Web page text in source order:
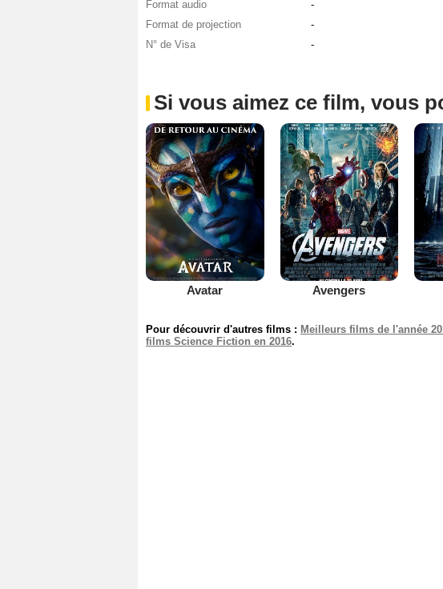
Format audio
-
Format de projection
-
N° de Visa
-
Si vous aimez ce film, vous
Avatar Avengers
Pour découvrir d'autres films : Meilleurs films de l'année
films Science Fiction en 2016.